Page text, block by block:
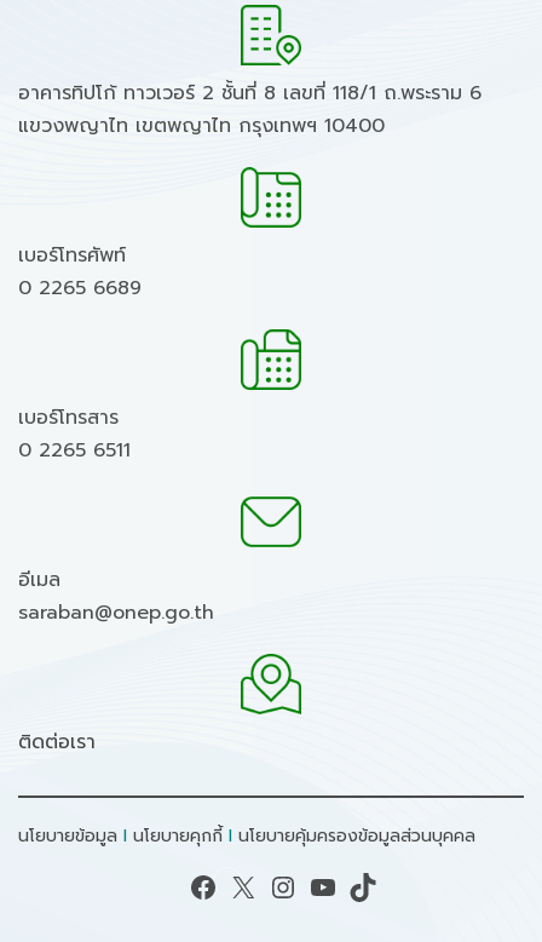
อาคารทิปโก้ ทาวเวอร์ 2 ชั้นที่ 8 เลขที่ 118/1 ถ.พระราม 6
แขวงพญาไท เขตพญาไท กรุงเทพฯ 10400
เบอร์โทรศัพท์
0 2265 6689
เบอร์โทรสาร
0 2265 6511
อีเมล
saraban@onep.go.th
ติดต่อเรา
นโยบายข้อมูล I นโยบายคุกกี้ I นโยบายคุ้มครองข้อมูลส่วนบุคคล
Facebook X Instagram YouTube TikTok